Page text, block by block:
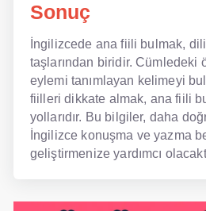
Sonuç
İngilizcede ana fiili bulmak,
taşlarından biridir. Cümledeki
eylemi tanımlayan kelimeyi
fiilleri dikkate almak, ana fiili
yollarıdır. Bu bilgiler, daha
İngilizce konuşma ve yazma
geliştirmenize yardımcı